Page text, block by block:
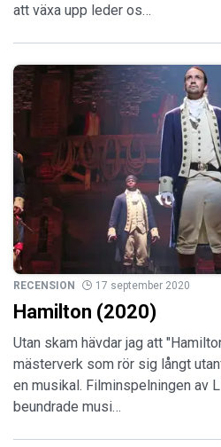
att växa upp leder os…
RECENSION 17 september 2020
Hamilton (2020)
Utan skam hävdar jag att
mästerverk som rör sig långt
en musikal. Filminspelningen av
beundrade musi…